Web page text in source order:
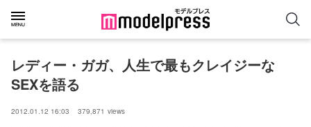
レディー・ガガ、人生で最もクレイジーな
SEXを語る
2012.01.12 16:03 379,871 views